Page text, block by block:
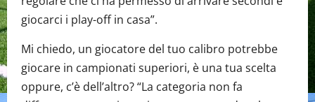
giocarci i play-off in casa”.
Mi chiedo, un giocatore del tuo calibro potrebbe
giocare in campionati superiori, è una tua scelta
oppure, c’è dell’altro? “La categoria non fa